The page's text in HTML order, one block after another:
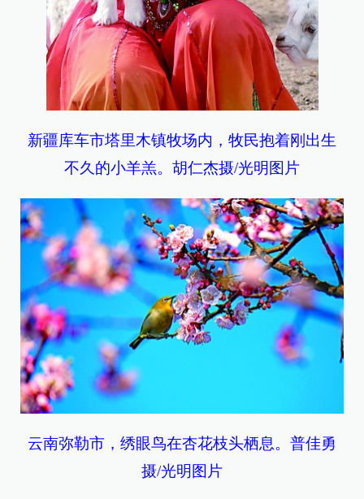
新疆库车市塔里木镇牧场内，牧民抱着刚出生
不久的小羊羔。胡仁杰摄/光明图片
云南弥勒市，绣眼鸟在杏花枝头栖息。普佳勇
摄/光明图片